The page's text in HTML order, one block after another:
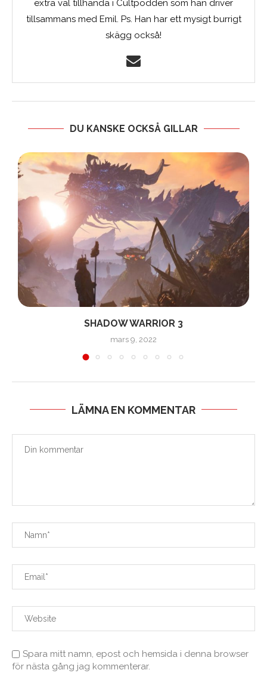
extra väl tillhanda i Cultpodden som han driver
tillsammans med Emil. Ps. Han har ett mysigt burrigt
skägg också!
DU KANSKE OCKSÅ GILLAR
SHADOW WARRIOR 3
mars 9, 2022
LÄMNA EN KOMMENTAR
Spara mitt namn, epost och hemsida i denna browser
för nästa gång jag kommenterar.